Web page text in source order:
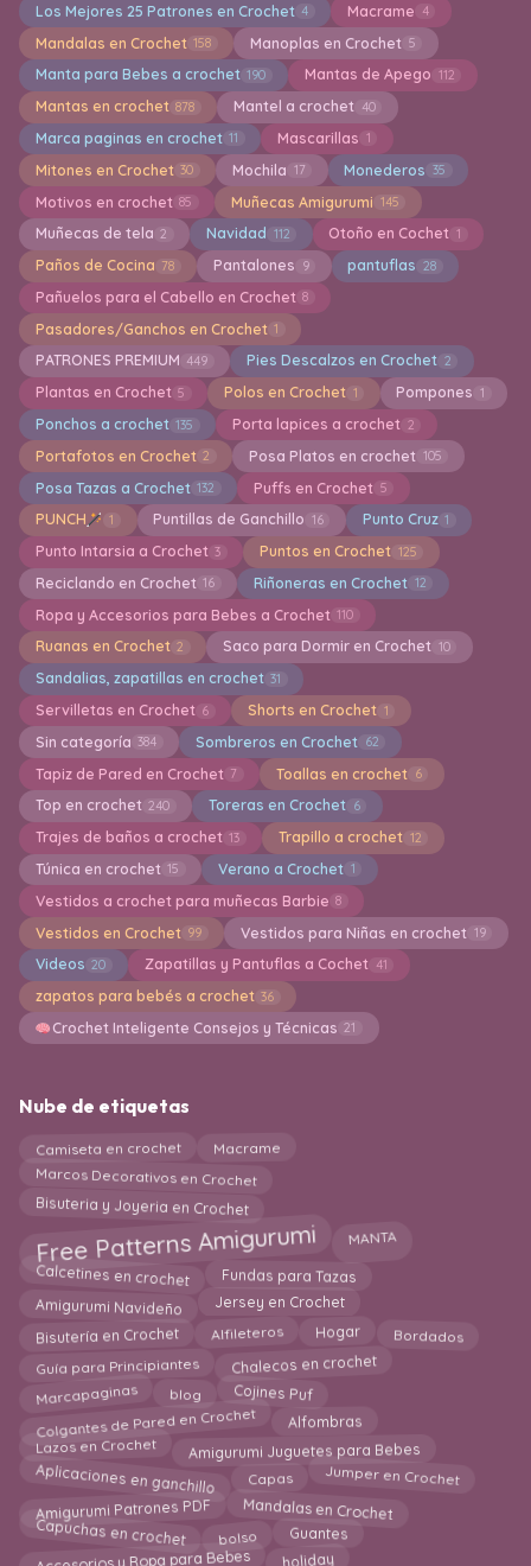
Los Mejores 25 Patrones en Crochet 4 Macrame 4
Mandalas en Crochet 158 Manoplas en Crochet 5
Manta para Bebes a crochet 190 Mantas de Apego 112
Mantas en crochet 878 Mantel a crochet 40
Marca paginas en crochet 11 Mascarillas 1
Mitones en Crochet 30 Mochila 17 Monederos 35
Motivos en crochet 85 Muñecas Amigurumi 145
Muñecas de tela 2 Navidad 112 Otoño en Cochet 1
Paños de Cocina 78 Pantalones 9 pantuflas 28
Pañuelos para el Cabello en Crochet 8
Pasadores/Ganchos en Crochet 1
PATRONES PREMIUM 449 Pies Descalzos en Crochet 2
Plantas en Crochet 5 Polos en Crochet 1 Pompones 1
Ponchos a crochet 135 Porta lapices a crochet 2
Portafotos en Crochet 2 Posa Platos en crochet 105
Posa Tazas a Crochet 132 Puffs en Crochet 5
PUNCH 1 Puntillas de Ganchillo 16 Punto Cruz 1
Punto Intarsia a Crochet 3 Puntos en Crochet 125
Reciclando en Crochet 16 Riñoneras en Crochet 12
Ropa y Accesorios para Bebes a Crochet 110
Ruanas en Crochet 2 Saco para Dormir en Crochet 10
Sandalias, zapatillas en crochet 31
Servilletas en Crochet 6 Shorts en Crochet 1
Sin categoría 384 Sombreros en Crochet 62
Tapiz de Pared en Crochet 7 Toallas en crochet 6
Top en crochet 240 Toreras en Crochet 6
Trajes de baños a crochet 13 Trapillo a crochet 12
Túnica en crochet 15 Verano a Crochet 1
Vestidos a crochet para muñecas Barbie 8
Vestidos en Crochet 99 Vestidos para Niñas en crochet 19
Videos 20 Zapatillas y Pantuflas a Cochet 41
zapatos para bebés a crochet 36
Crochet Inteligente Consejos y Técnicas 21
Nube de etiquetas
Camiseta en crochet Macrame
Marcos Decorativos en Crochet
Bisuteria y Joyeria en Crochet
Free Patterns Amigurumi MANTA
Calcetines en crochet Fundas para Tazas
Amigurumi Navideño Jersey en Crochet
Bisutería en Crochet Alfileteros Hogar Bordados
Guía para Principiantes Chalecos en crochet
Marcapaginas blog Cojines Puf
Colgantes de Pared en Crochet Alfombras
Lazos en Crochet Amigurumi Juguetes para Bebes
Aplicaciones en ganchillo Capas Jumper en Crochet
Amigurumi Patrones PDF Mandalas en Crochet
Capuchas en crochet bolso Guantes